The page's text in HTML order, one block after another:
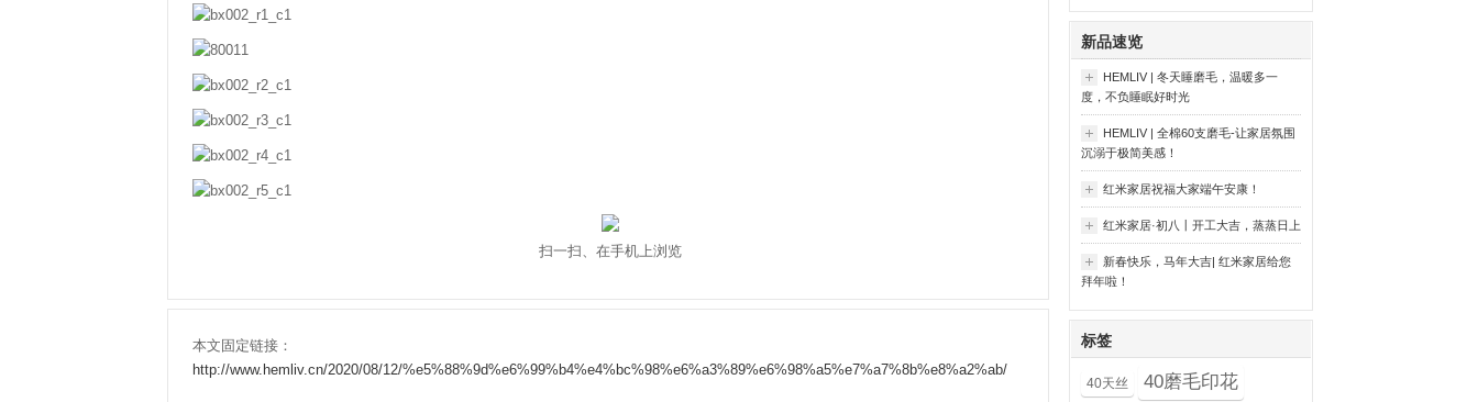
扫一扫、在手机上浏览
本文固定链接：
http://www.hemliv.cn/2020/08/12/%e5%88%9d%e6%99%b4%e4%bc%98%e6%a3%89%e6%98%a5%e7%a7%8b%e8%a2%ab/
新品速览
HEMLIV | 冬天睡磨毛，温暖多一
度，不负睡眠好时光
HEMLIV | 全棉60支磨毛-让家居氛围
沉溺于极简美感！
红米家居祝福大家端午安康！
红米家居·初八丨开工大吉，蒸蒸日上
新春快乐，马年大吉| 红米家居给您
拜年啦！
标签
40天丝 40磨毛印花